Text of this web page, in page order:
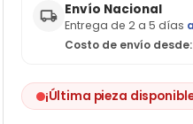
Envío Nacional
Entrega de 2 a 5 días
Costo de envío desde:
¡Última pieza